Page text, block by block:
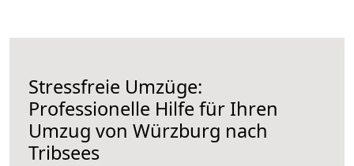
Stressfreie Umzüge:
Professionelle Hilfe für Ihren
Umzug von Würzburg nach
Tribsees